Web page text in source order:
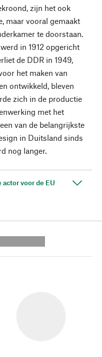
zijn het ook
maar vooral gemaakt
te doorstaan.
in 1912 opgericht
de DDR in 1949,
het maken van
ontwikkeld, bleven
zich in de productie
met het
van de belangrijkste
in Duitsland sinds
nog langer.
voor de EU